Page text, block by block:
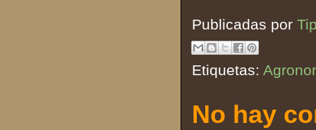
Publicadas por
Etiquetas:
No hay